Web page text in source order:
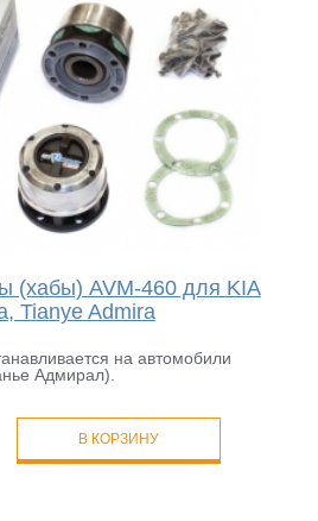
(хабы) AVM-460 для KIA
Tianye Admira
на автомобили
Адмирал).
В КОРЗИНУ